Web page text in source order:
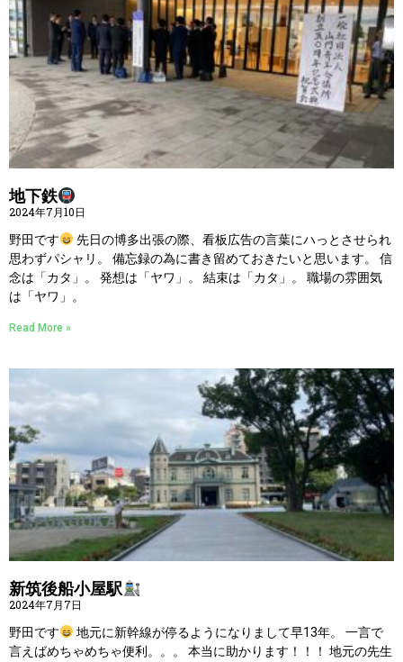
地下鉄
2024年7月10日
野田です
先日の博多出張の際、看板広告の言葉にハっとさせられ
思わずパシャリ。 備忘録の為に書き留めておきたいと思います。 信
念は「カタ」。 発想は「ヤワ」。 結束は「カタ」。 職場の雰囲気
は「ヤワ」。
Read More »
新筑後船小屋駅
2024年7月7日
野田です
地元に新幹線が停るようになりまして早13年。 一言で
言えばめちゃめちゃ便利。。。 本当に助かります！！！ 地元の先生